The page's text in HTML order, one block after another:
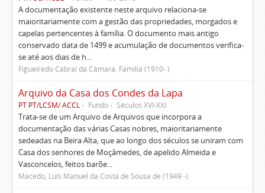
A documentação existente neste arquivo relaciona-se
maioritariamente com a gestão das propriedades, morgados e
capelas pertencentes à família. O documento mais antigo
conservado data de 1499 e acumulação de documentos verifica-
se até aos dias de h...
Figueiredo Cabral da Câmara. Família (1910- )
Arquivo da Casa dos Condes da Lapa
PT PT/LCSM/ ACCL Fundo Séculos XVI-XXI
Trata-se de um Arquivo de Arquivos que incorpora a
documentação das várias Casas nobres, maioritariamente
sedeadas na Beira Alta, que ao longo dos séculos se uniram com
Casa dos senhores de Moçâmedes, de apelido Almeida e
Vasconcelos, feitos barõe...
Macedo, Luís Manuel da Costa de Sousa de (1949 -)